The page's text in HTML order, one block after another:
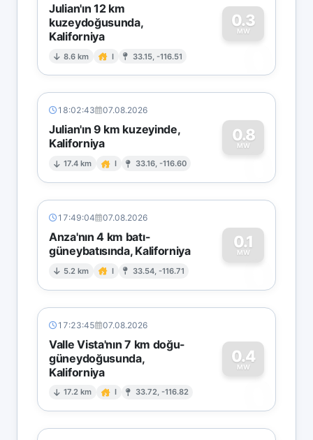
Julian'ın 12 km
kuzeydoğusunda,
Kaliforniya
8.6 km I 33.15, -116.51
0.3
MW
0
18:02:43 07.08.2026
Julian'ın 9 km kuzeyinde,
Kaliforniya
17.4 km I 33.16, -116.60
0.8
MW
0
17:49:04 07.08.2026
Anza'nın 4 km batı-
güneybatısında, Kaliforniya
5.2 km I 33.54, -116.71
0.1
MW
0
17:23:45 07.08.2026
Valle Vista'nın 7 km doğu-
güneydoğusunda,
Kaliforniya
17.2 km I 33.72, -116.82
0.4
MW
0